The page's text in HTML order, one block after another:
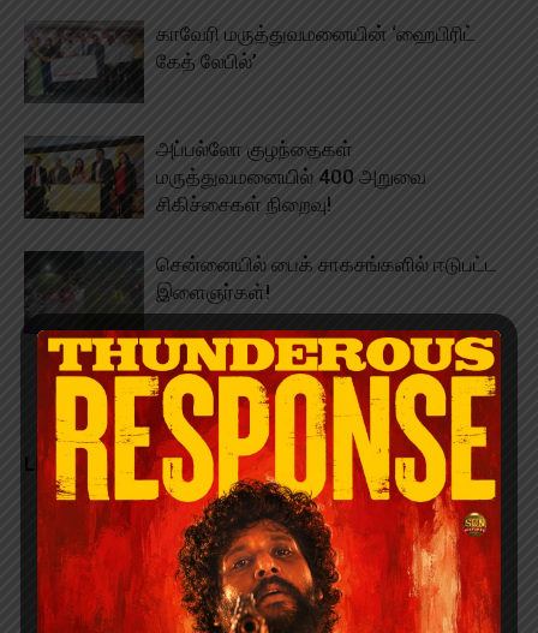
காவேரி மருத்துவமனையின் ‘ஹைபிரிட்
கேத் லேபில்’
அப்பல்லோ குழந்தைகள்
மருத்துவமனையில் 400 அறுவை
சிகிச்சைகள் நிறைவு!
சென்னையில் பைக் சாகசங்களில் ஈடுபட்ட
இளைஞர்கள்!
LEAVE A REPLY